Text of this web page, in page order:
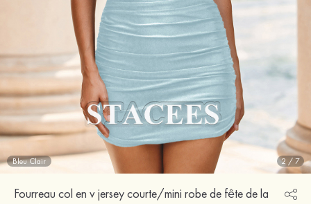
Bleu Clair 2 /7
Fourreau col en v jersey courte/mini robe de fête de la